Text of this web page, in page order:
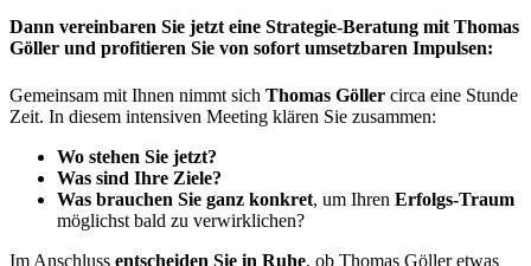
Dann vereinbaren Sie jetzt eine Strategie-Beratung mit Thomas
Göller und profitieren Sie von sofort umsetzbaren Impulsen:
Gemeinsam mit Ihnen nimmt sich Thomas Göller circa eine Stunde
Zeit. In diesem intensiven Meeting klären Sie zusammen:
Wo stehen Sie jetzt?
Was sind Ihre Ziele?
Was brauchen Sie ganz konkret, um Ihren Erfolgs-Traum
möglichst bald zu verwirklichen?
Im Anschluss entscheiden Sie in Ruhe, ob Thomas Göller etwas